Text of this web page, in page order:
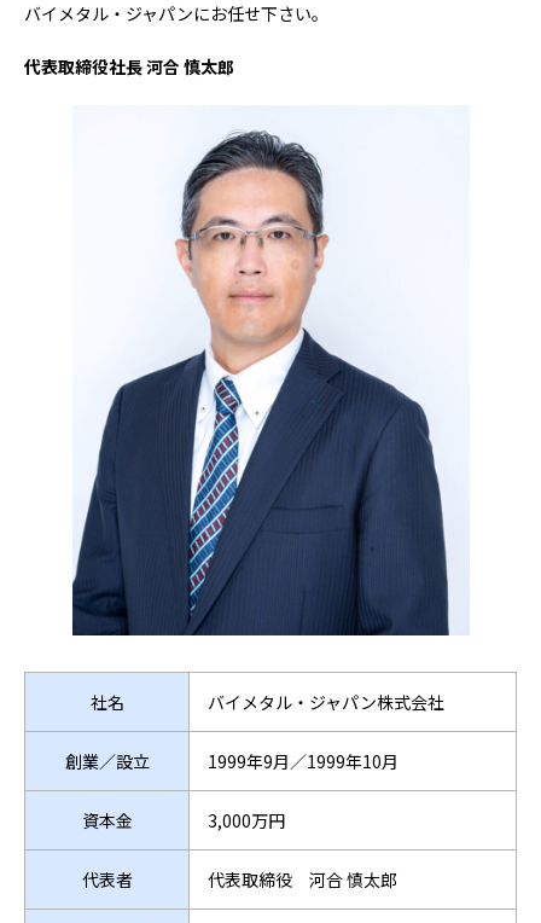
バイメタル・ジャパンにお任せ下さい。
代表取締役社長 河合 慎太郎
社名 バイメタル・ジャパン株式会社
創業／設立 1999年9月／1999年10月
資本金 3,000万円
代表者 代表取締役 河合 慎太郎